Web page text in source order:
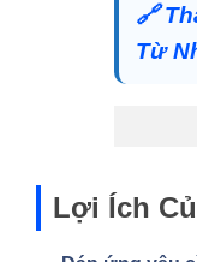
🔗
Từ
Lợi Ích